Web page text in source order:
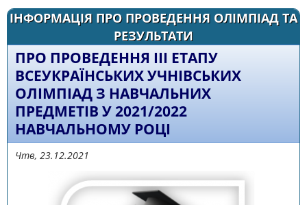
ІНФОРМАЦІЯ ПРО ПРОВЕДЕННЯ ОЛІМПІАД ТА
РЕЗУЛЬТАТИ
ПРО ПРОВЕДЕННЯ ІІІ ЕТАПУ
ВСЕУКРАЇНСЬКИХ УЧНІВСЬКИХ
ОЛІМПІАД З НАВЧАЛЬНИХ
ПРЕДМЕТІВ У 2021/2022
НАВЧАЛЬНОМУ РОЦІ
Чтв, 23.12.2021